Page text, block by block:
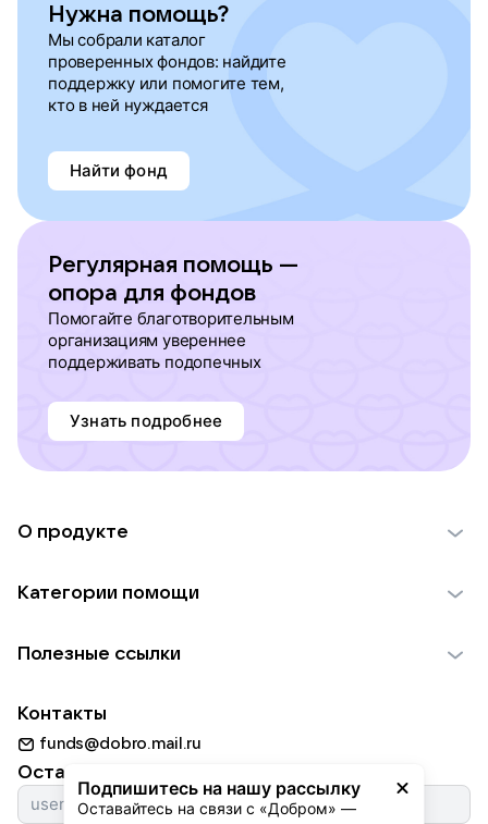
Нужна помощь?
Мы собрали каталог
проверенных фондов: найдите
поддержку или помогите тем,
кто в ней нуждается
Найти фонд
Регулярная помощь —
опора для фондов
Помогайте благотворительным
организациям увереннее
поддерживать подопечных
Узнать подробнее
Подпишитесь на нашу рассылку
Оставайтесь на связи с «Добром» —
О продукте
Использование материалов
Для НКО
Партнерам
Категории помощи
Пожилым
Животным
Природе
Культуре
Полезные ссылки
Добрый день
Истории
Контакты
funds@dobro.mail.ru
Оставайтесь с нами